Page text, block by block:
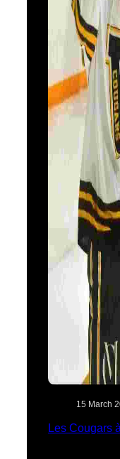
15 March
Les Cougars